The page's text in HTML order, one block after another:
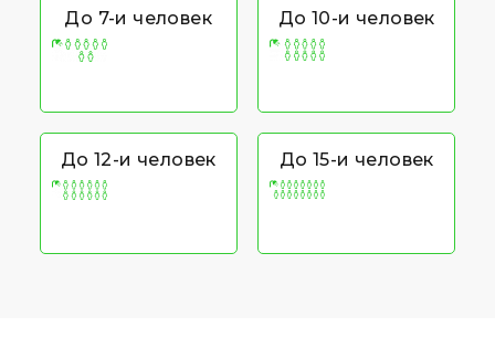
До 7-и человек До 10-и человек
До 12-и человек До 15-и человек